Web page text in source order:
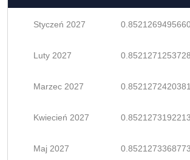
Styczeń 2027
Luty 2027
Marzec 2027
Kwiecień 2027
Maj 2027